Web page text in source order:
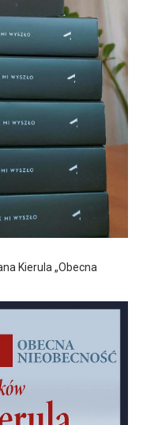
Kierula „Obecna